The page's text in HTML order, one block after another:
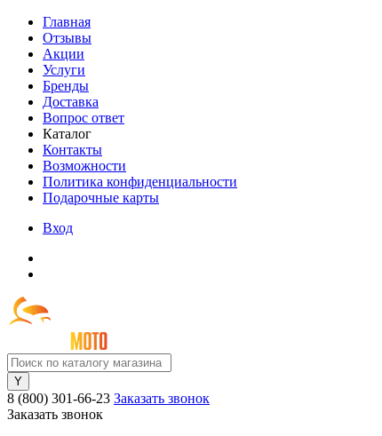
Главная
Отзывы
Акции
Услуги
Бренды
Доставка
Вопрос ответ
Каталог
Контакты
Возможности
Политика конфиденциальности
Подарочные карты
Вход
8 (800) 301-66-23 Заказать звонок
Заказать звонок